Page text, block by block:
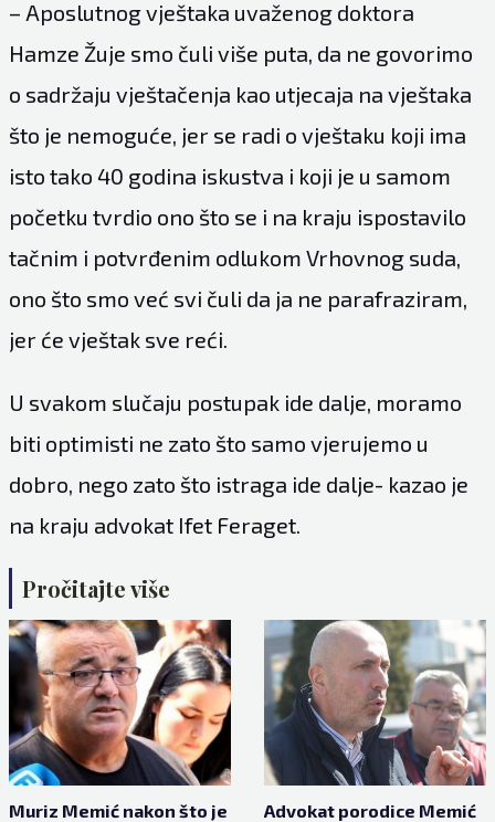
– Aposlutnog vještaka uvaženog doktora
Hamze Žuje smo čuli više puta, da ne govorimo
o sadržaju vještačenja kao utjecaja na vještaka
što je nemoguće, jer se radi o vještaku koji ima
isto tako 40 godina iskustva i koji je u samom
početku tvrdio ono što se i na kraju ispostavilo
tačnim i potvrđenim odlukom Vrhovnog suda,
ono što smo već svi čuli da ja ne parafraziram,
jer će vještak sve reći.
U svakom slučaju postupak ide dalje, moramo
biti optimisti ne zato što samo vjerujemo u
dobro, nego zato što istraga ide dalje- kazao je
na kraju advokat Ifet Feraget.
Pročitajte više
Muriz Memić nakon što je
Advokat porodice Memić